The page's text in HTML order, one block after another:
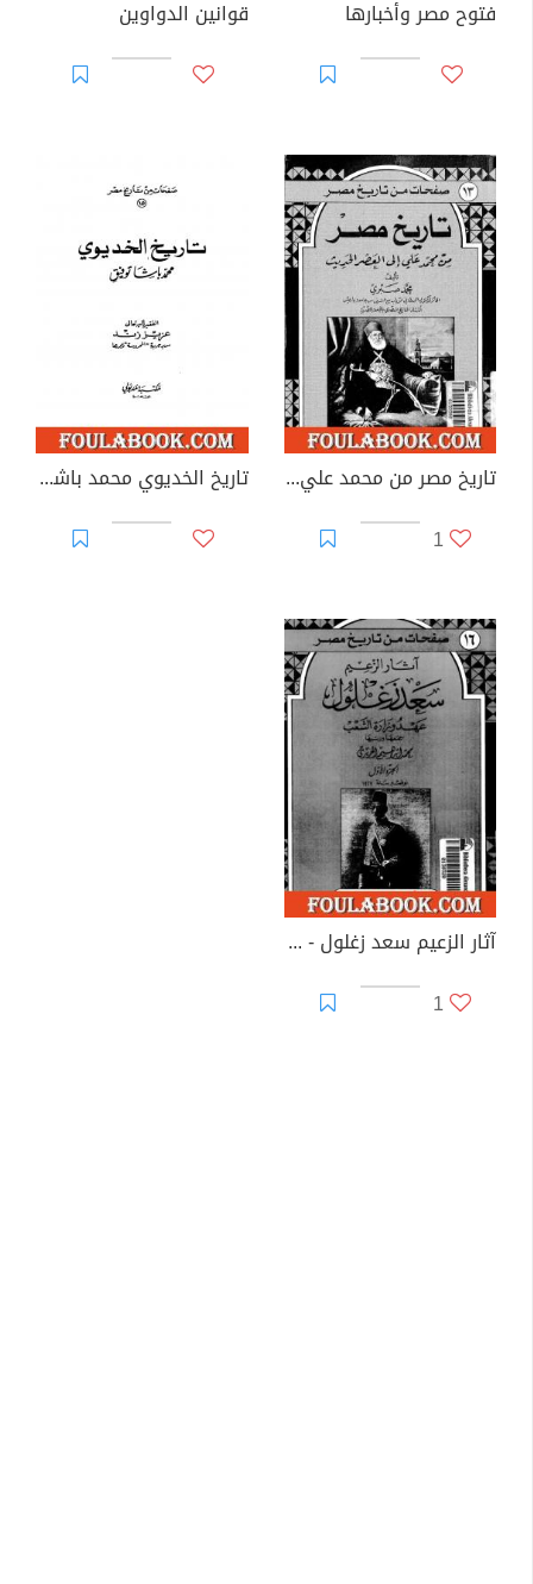
فتوح مصر وأخبارها قوانين الدواوين
تاريخ مصر من محمد علي إلى العصر الحديث
1
تاريخ الخديوي محمد باشا توفيق
آثار الزعيم سعد زغلول - عهد وزارة الشعب
1